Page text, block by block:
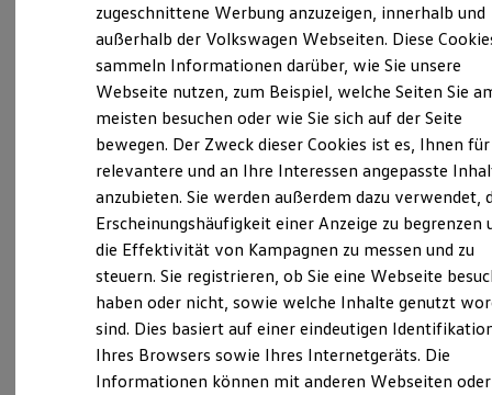
Reichweite
Reichweite der ID. Modelle
Reichweite im Winter
Laden
Laden unterwegs
Laden Zuhause
Ladestationen finden
Ladezeitensimulator
Batterie
Sicherheit
Garantie und Lebensdauer
Nachhaltigkeit
Technologie
Kosten und Kauf
Verbrauchskosten
Kaufoptionen
E-Auto-Förderung
Software und Konnektivität
Verantwortlich für die Inhalte auf dieser Seite ist die Autohaus
Ratzel GmbH
( Impressum & Rechtliches )
Gereut 2, 73119 Zell u.A.
Montag - Freitag 07:00 - 18:00
Uhr
Samstag
09:00 -13:00 Uhr
Sonntag
Geschlossen
zugeschnittene Werbung anzuzeigen, innerhalb und
außerhalb der Volkswagen Webseiten. Diese
sammeln Informationen darüber, wie Sie unsere
Webseite nutzen, zum Beispiel, welche Seiten Sie
meisten besuchen oder wie Sie sich auf der Seite
bewegen. Der Zweck dieser Cookies ist es, Ihnen für
relevantere und an Ihre Interessen angepasste
anzubieten. Sie werden außerdem dazu verwendet,
Erscheinungshäufigkeit einer Anzeige zu begrenzen
die Effektivität von Kampagnen zu messen und zu
steuern. Sie registrieren, ob Sie eine Webseite
haben oder nicht, sowie welche Inhalte genutzt
sind. Dies basiert auf einer eindeutigen
Ihres Browsers sowie Ihres Internetgeräts. Die
Informationen können mit anderen Webseiten oder